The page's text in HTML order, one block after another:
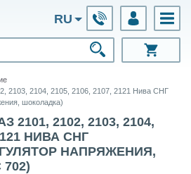
RU
2103, 2104, 2105, 2106, 2107, 2121 Нива СНГ
шоколадка)
2101, 2102, 2103, 2104,
НИВА СНГ
НАПРЯЖЕНИЯ,